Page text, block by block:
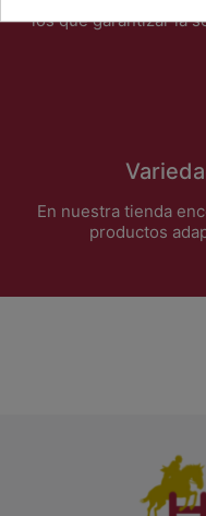
los que garantizar la
En nuestra tienda
productos